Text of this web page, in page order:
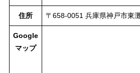
住所 〒658-0051 兵庫県神戸市東
Google
マップ